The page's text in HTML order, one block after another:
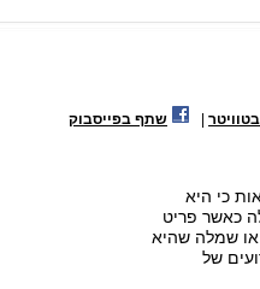
שתף בפייסבוק
כי היא
כאשר פריט
או שמלה שהיא
של